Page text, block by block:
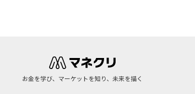
お金を学び、マーケットを知り、未来を描く